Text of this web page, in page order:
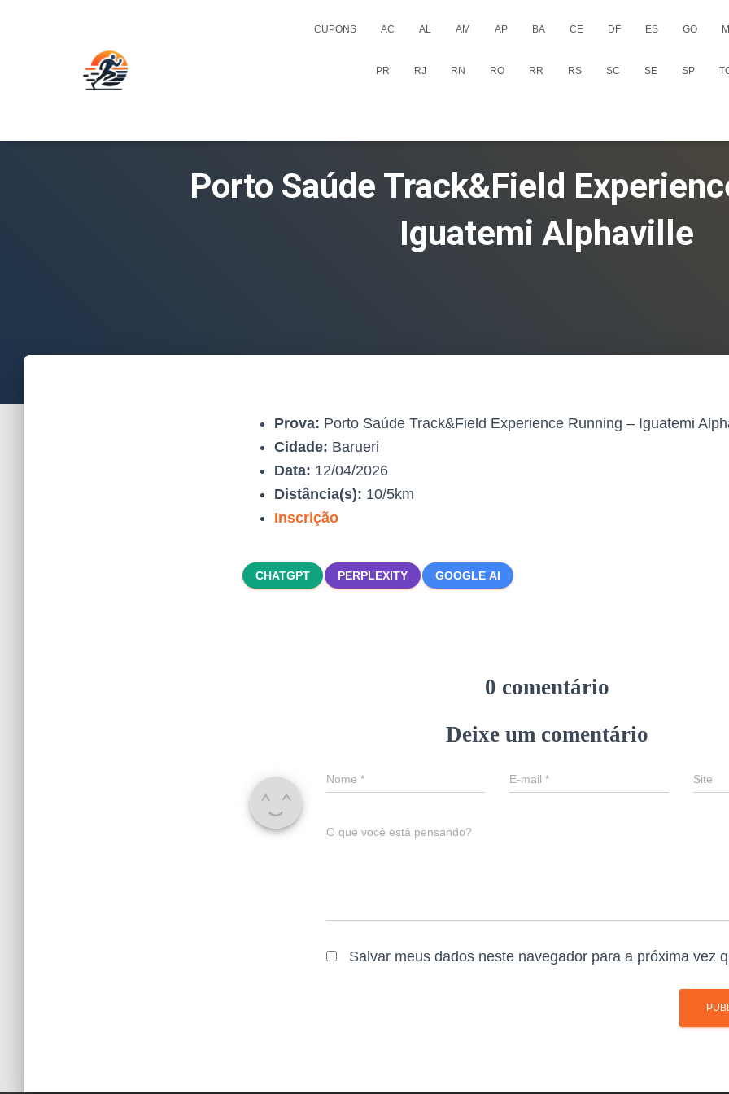
CUPONS AC AL AM AP BA CE DF ES GO
PR RJ RN RO RR RS SC SE SP
Porto Saúde Track&Field
Iguatemi Alphaville
Prova: Porto Saúde Track&Field Experience Running – Iguatemi
Cidade: Barueri
Data: 12/04/2026
Distância(s): 10/5km
Inscrição
CHATGPT PERPLEXITY GOOGLE AI
0 comentário
Deixe um comentário
Nome * E-mail* Site
O que você está pensando?
Salvar meus dados neste navegador para a próxima vez